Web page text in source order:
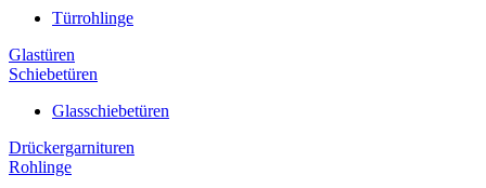
Türrohlinge
Glastüren
Schiebetüren
Glasschiebetüren
Drückergarnituren
Rohlinge